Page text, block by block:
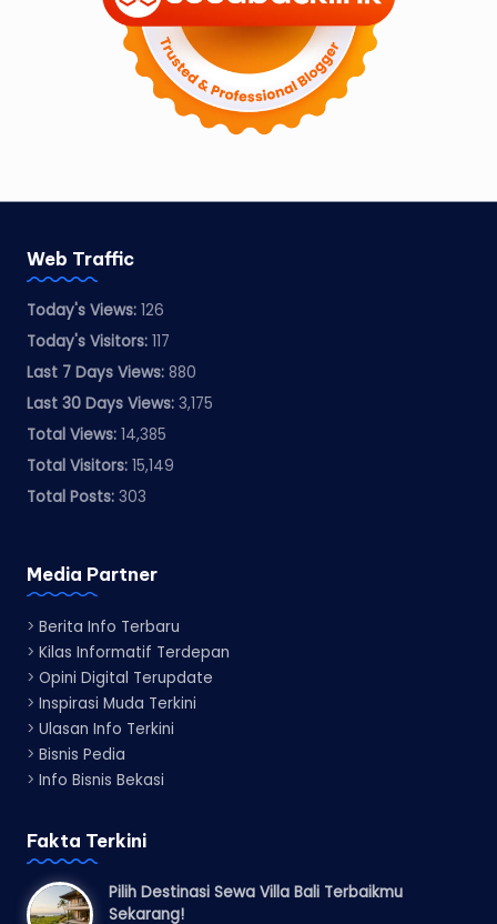
Web Traffic
Today's Views: 126
Today's Visitors: 117
Last 7 Days Views: 880
Last 30 Days Views: 3,175
Total Views: 14,385
Total Visitors: 15,149
Total Posts: 303
Media Partner
> Berita Info Terbaru
> Kilas Informatif Terdepan
> Opini Digital Terupdate
> Inspirasi Muda Terkini
> Ulasan Info Terkini
> Bisnis Pedia
> Info Bisnis Bekasi
Fakta Terkini
Pilih Destinasi Sewa Villa Bali Terbaikmu
Sekarang!